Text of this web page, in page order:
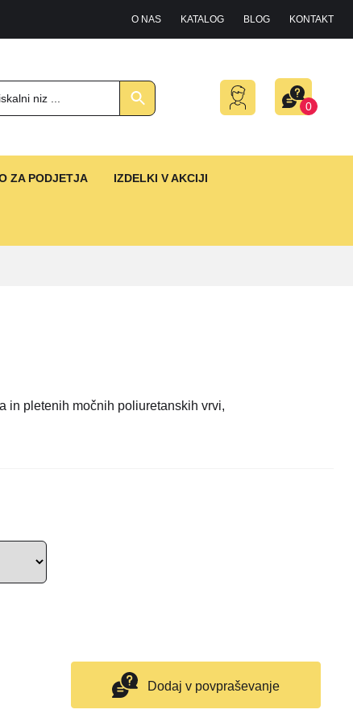
O NAS KATALOG BLOG KONTAKT
0
ZA PODJETJA IZDELKI V AKCIJI
in pletenih močnih poliuretanskih vrvi,
Dodaj v povpraševanje